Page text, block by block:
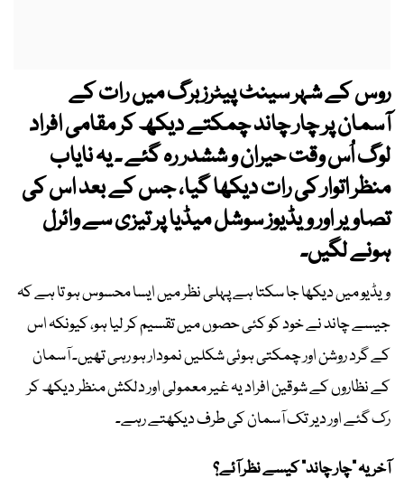
روس کے شہر سینٹ پیٹرزبرگ میں رات کے
آسمان پر چار چاند چمکتے دیکھ کر مقامی افراد
لوگ اُس وقت حیران و ششدر رہ گئے ۔ یہ نایاب
منظر اتوار کی رات دیکھا گیا، جس کے بعد اس کی
تصاویر اور ویڈیوز سوشل میڈیا پر تیزی سے وائرل
ہونے لگیں۔
ویڈیو میں دیکھا جا سکتا ہے پہلی نظر میں ایسا محسوس ہو تا ہے کہ
جیسے چاند نے خود کو کئی حصوں میں تقسیم کر لیا ہو، کیونکہ اس
کے گرد روشن اور چمکتی ہوئی شکلیں نمودار ہو رہی تھیں۔ آسمان
کے نظاروں کے شوقین افراد یہ غیر معمولی اور دلکش منظر دیکھ کر
رک گئے اور دیر تک آسمان کی طرف دیکھتے رہے۔
آخر یہ “چار چاند” کیسے نظر آئے؟